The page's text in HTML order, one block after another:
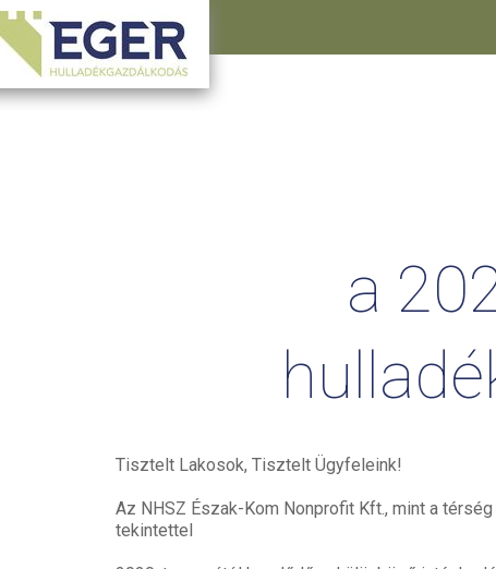
a
Tisztelt Lakosok, Tisztelt Ügyfeleink!
Az NHSZ Észak-Kom Nonprofit Kft., mint a
tekintettel